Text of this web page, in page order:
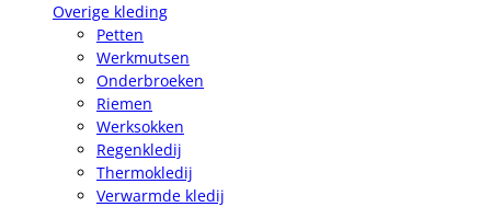
Overige kleding
Petten
Werkmutsen
Onderbroeken
Riemen
Werksokken
Regenkledij
Thermokledij
Verwarmde kledij